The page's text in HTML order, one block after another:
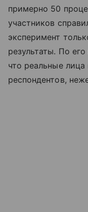
примерно 50
участников
эксперимент
результаты. По
что реальные
респондентов,